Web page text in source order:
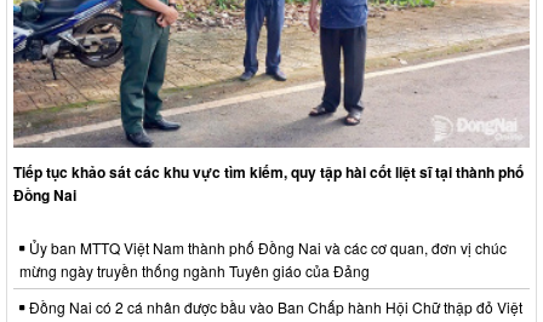
Tiếp tục khảo sát các khu vực tìm kiếm, quy tập hài cốt liệt sĩ tại thành phố
Đồng Nai
Ủy ban MTTQ Việt Nam thành phố Đồng Nai và các cơ quan, đơn vị chúc
mừng ngày truyền thống ngành Tuyên giáo của Đảng
Đồng Nai có 2 cá nhân được bầu vào Ban Chấp hành Hội Chữ thập đỏ Việt